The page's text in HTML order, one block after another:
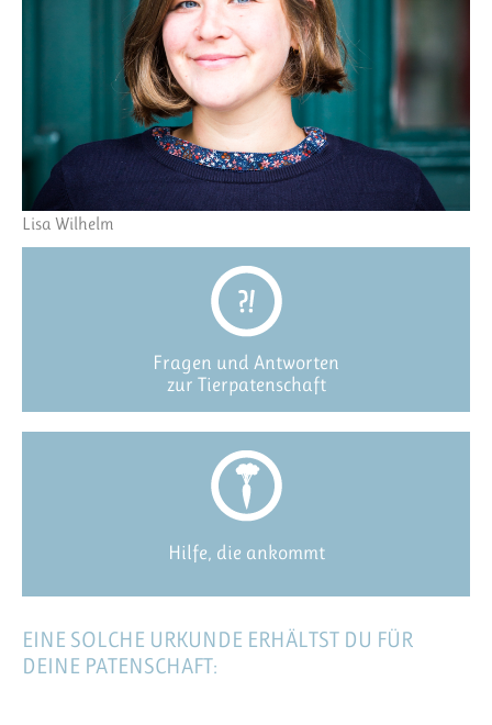
Lisa Wilhelm
Fragen und Antworten
zur Tierpatenschaft
Hilfe, die ankommt
EINE SOLCHE URKUNDE ERHÄLTST DU FÜR
DEINE PATENSCHAFT: